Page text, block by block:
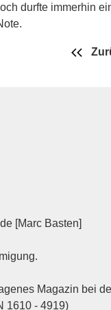
durfte immerhin
[Marc Basten]
Magazin bei
1610 - 4919)